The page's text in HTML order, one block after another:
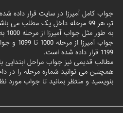
جواب کامل آمیرزا در سایت قرار داده
تر، هر 99 مرحله داخل یک مطلب می باشد.
به طور مثل جواب آمیرزا از مرحله 1000 به بعد، در مطالبی تحت عنوان
جواب آمیرزا از مرحله 1000 تا 1099
و
1199 قرار داده شده است.
مطالب قدیمی نیز جواب مراحل ابتدایی
همچنین می توانید شماره مرحله را
بنویسید و منتظر بمانید تا جواب مورد